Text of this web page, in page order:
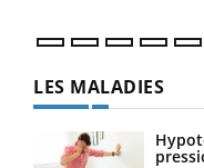
LES MALADIES